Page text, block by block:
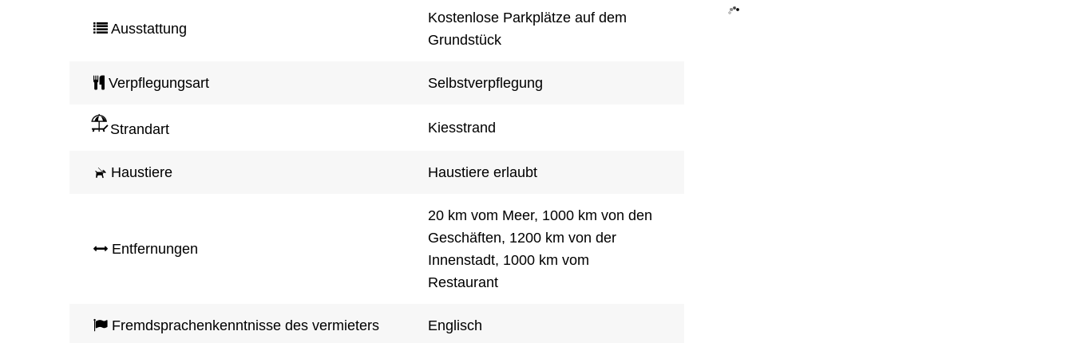
Ausstattung
Kostenlose Parkplätze auf dem
Grundstück
Verpflegungsart Selbstverpflegung
Strandart Kiesstrand
Haustiere Haustiere erlaubt
Entfernungen
20 km vom Meer, 1000 km von den
Geschäften, 1200 km von der
Innenstadt, 1000 km vom
Restaurant
Fremdsprachenkenntnisse des vermieters Englisch